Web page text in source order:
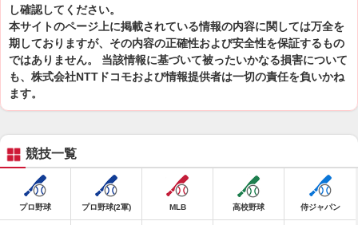
し確認してください。
本サイトのページ上に掲載されている情報の内容に関しては万全を
期しておりますが、その内容の正確性および安全性を保証するもの
ではありません。 当該情報に基づいて被ったいかなる損害について
も、株式会社NTTドコモおよび情報提供者は一切の責任を負いかね
ます。
競技一覧
プロ野球 プロ野球(2軍) MLB 高校野球 侍ジャパン